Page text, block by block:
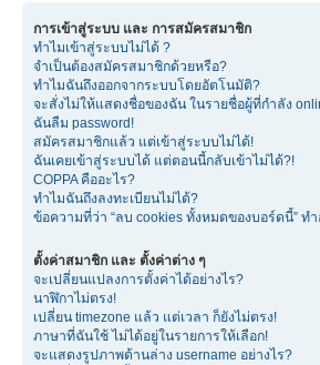
การเข้าสู่ระบบ และ การสมัครสมาชิก
ทำไมเข้าสู่ระบบไม่ได้ ?
จำเป็นต้องสมัครสมาชิกด้วยหรือ?
ทำไมฉันถึงออกจากระบบโดยอัตโนมัติ?
จะสั่งไม่ให้แสดงชื่อของฉัน ในรายชื่อผู้ที่กำลัง
ฉันลืม password!
สมัครสมาชิกแล้ว แต่เข้าสู่ระบบไม่ได้!
ฉันเคยเข้าสู่ระบบได้ แต่ตอนนี้กลับเข้าไม่ได้?!
COPPA คืออะไร?
ทำไมฉันถึงลงทะเบียนไม่ได้?
ข้อความที่ว่า “ลบ cookies ทั้งหมดของบอร์ดนี้” ทำ
ตั้งค่าสมาชิก และ ตั้งค่าต่าง ๆ
จะเปลี่ยนแปลงการตั้งค่าได้อย่างไร?
นาฬิกาไม่ตรง!
เปลี่ยน timezone แล้ว แต่เวลา ก็ยังไม่ตรง!
ภาษาที่ฉันใช้ ไม่ได้อยู่ในรายการให้เลือก!
จะแสดงรูปภาพด้านล่าง username อย่างไร?